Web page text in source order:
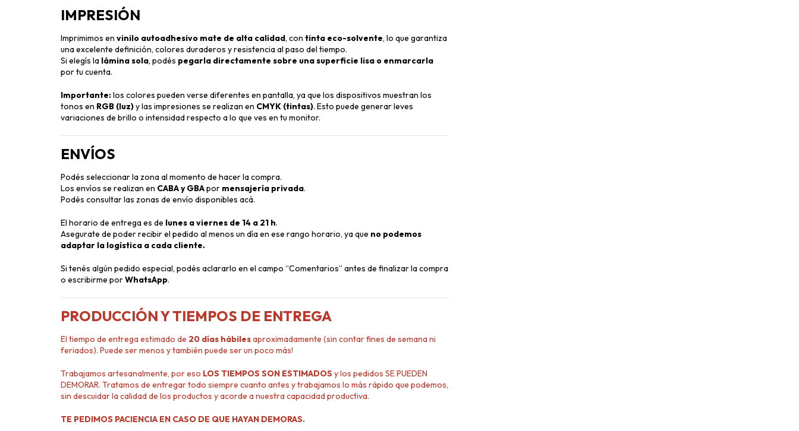
IMPRESIÓN
Imprimimos en vinilo autoadhesivo mate de alta calidad, con tinta eco-solvente, lo que garantiza
una excelente definición, colores duraderos y resistencia al paso del tiempo.
Si elegís la lámina sola, podés pegarla directamente sobre una superficie lisa o enmarcarla
por tu cuenta.
Importante:los colores pueden verse diferentes en pantalla, ya que los dispositivos muestran los
tonos en RGB (luz)y las impresiones se realizan en CMYK (tintas). Esto puede generar leves
variaciones de brillo o intensidad respecto a lo que ves en tu monitor.
ENVÍOS
Podés seleccionar la zona al momento de hacer la compra.
Los envíos se realizan en CABA y GBApor mensajería privada.
Podés consultar las zonas de envío disponibles acá.
El horario de entrega es de lunes a viernes de 14 a 21 h.
Asegurate de poder recibir el pedido al menos un día en ese rango horario, ya que no podemos
adaptar la logística a cada cliente.
Si tenés algún pedido especial, podés aclararlo en el campo “Comentarios” antes de finalizar la compra
o escribirme porWhatsApp.
PRODUCCIÓN Y TIEMPOS DE ENTREGA
El tiempo de entrega estimado de 20 días hábilesaproximadamente (sin contar fines de semana ni
feriados). Puede ser menos y también puede ser un poco más!
Trabajamos artesanalmente, por eso LOS TIEMPOS SON ESTIMADOS y los pedidos SE PUEDEN
DEMORAR. Tratamos de entregar todo siempre cuanto antes y trabajamos lo más rápido que podemos,
sin descuidar la calidad de los productos y acorde a nuestra capacidad productiva.
TE PEDIMOS PACIENCIA EN CASO DE QUE HAYAN DEMORAS.